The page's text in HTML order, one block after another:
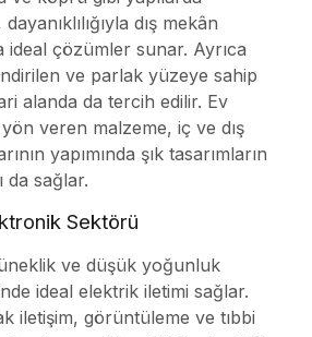
dış mekân
ideal çözümler sunar. Ayrıca
ve parlak yüzeye sahip
alanda da tercih edilir. Ev
veren malzeme, iç ve dış
yapımında şık tasarımların
da sağlar.
Sektörü
ve düşük yoğunluk
ideal elektrik iletimi sağlar.
iletişim, görüntüleme ve tıbbi